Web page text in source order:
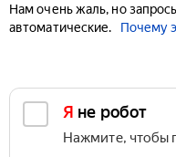
Нам очень жаль, но
автоматические.
Почему
Я не робот
Нажмите, чтобы